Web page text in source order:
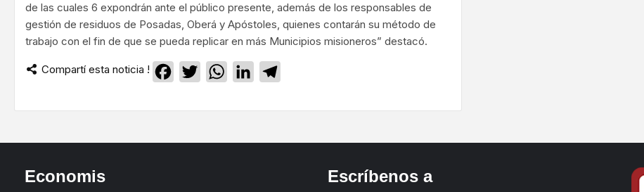
de las cuales 6 expondrán ante el público presente, además de los responsables de
gestión de residuos de Posadas, Oberá y Apóstoles, quienes contarán su método de
trabajo con el fin de que se pueda replicar en más Municipios misioneros” destacó.
Compartí esta noticia ! Facebook
TwitterWhatsApp
LinkedIn
Economis Escríbenos a